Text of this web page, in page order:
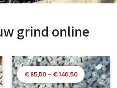
grind online
€85,50 –€146,50Prijsklasse:
€ 85,50